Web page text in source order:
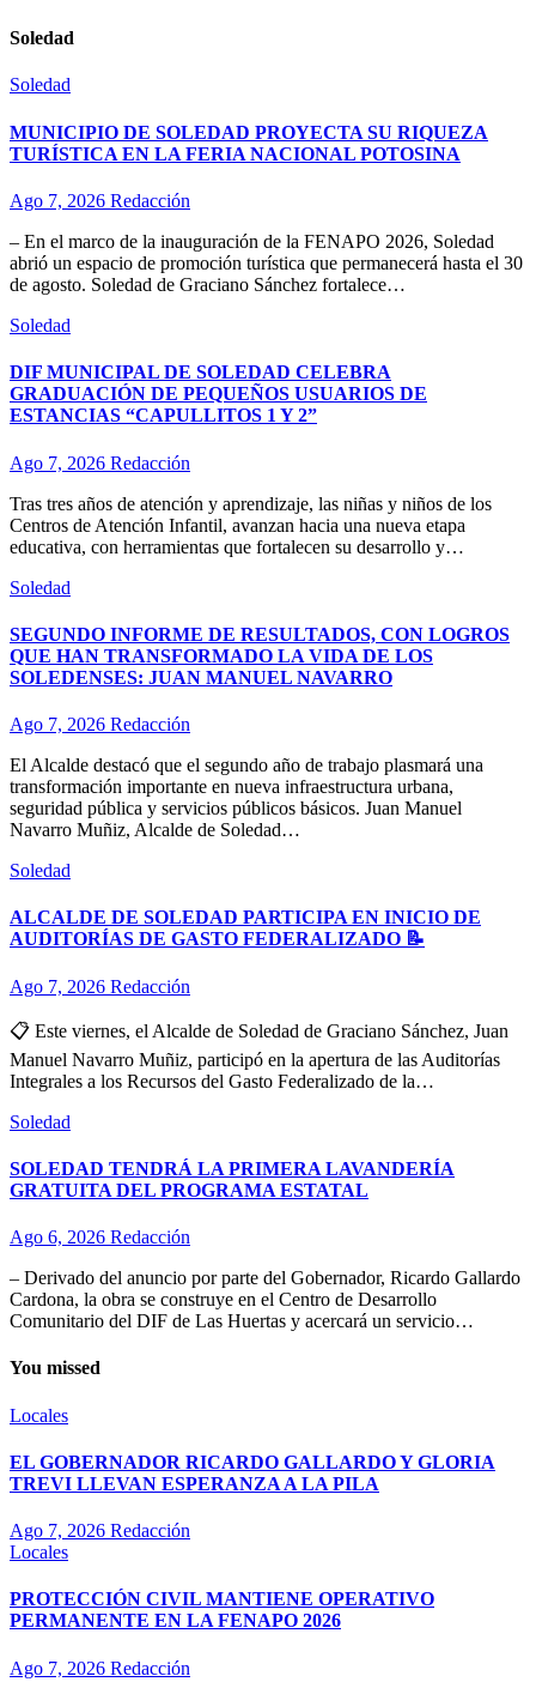
Soledad
Soledad
MUNICIPIO DE SOLEDAD PROYECTA SU RIQUEZA
TURÍSTICA EN LA FERIA NACIONAL POTOSINA
Ago 7, 2026 Redacción
– En el marco de la inauguración de la FENAPO 2026, Soledad
abrió un espacio de promoción turística que permanecerá hasta el 30
de agosto. Soledad de Graciano Sánchez fortalece…
Soledad
DIF MUNICIPAL DE SOLEDAD CELEBRA
GRADUACIÓN DE PEQUEÑOS USUARIOS DE
ESTANCIAS “CAPULLITOS 1 Y 2”
Ago 7, 2026 Redacción
Tras tres años de atención y aprendizaje, las niñas y niños de los
Centros de Atención Infantil, avanzan hacia una nueva etapa
educativa, con herramientas que fortalecen su desarrollo y…
Soledad
SEGUNDO INFORME DE RESULTADOS, CON LOGROS
QUE HAN TRANSFORMADO LA VIDA DE LOS
SOLEDENSES: JUAN MANUEL NAVARRO
Ago 7, 2026 Redacción
El Alcalde destacó que el segundo año de trabajo plasmará una
transformación importante en nueva infraestructura urbana,
seguridad pública y servicios públicos básicos. Juan Manuel
Navarro Muñiz, Alcalde de Soledad…
Soledad
ALCALDE DE SOLEDAD PARTICIPA EN INICIO DE
AUDITORÍAS DE GASTO FEDERALIZADO 📝
Ago 7, 2026 Redacción
📋 Este viernes, el Alcalde de Soledad de Graciano Sánchez, Juan
Manuel Navarro Muñiz, participó en la apertura de las Auditorías
Integrales a los Recursos del Gasto Federalizado de la…
Soledad
SOLEDAD TENDRÁ LA PRIMERA LAVANDERÍA
GRATUITA DEL PROGRAMA ESTATAL
Ago 6, 2026 Redacción
– Derivado del anuncio por parte del Gobernador, Ricardo Gallardo
Cardona, la obra se construye en el Centro de Desarrollo
Comunitario del DIF de Las Huertas y acercará un servicio…
You missed
Locales
EL GOBERNADOR RICARDO GALLARDO Y GLORIA
TREVI LLEVAN ESPERANZA A LA PILA
Ago 7, 2026 Redacción
Locales
PROTECCIÓN CIVIL MANTIENE OPERATIVO
PERMANENTE EN LA FENAPO 2026
Ago 7, 2026 Redacción